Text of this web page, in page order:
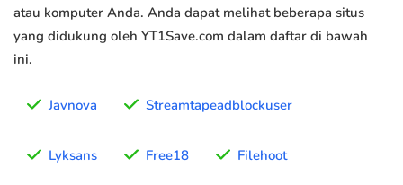
atau komputer Anda. Anda dapat melihat beberapa situs
yang didukung oleh YT1Save.com dalam daftar di bawah
ini.
Javnova Streamtapeadblockuser
Lyksans Free18 Filehoot